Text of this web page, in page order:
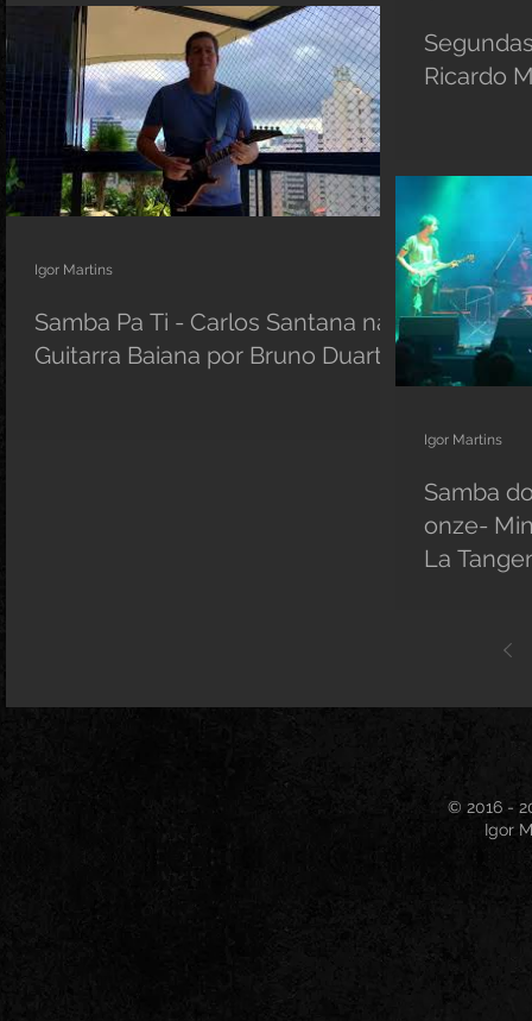
Ricardo
Samba Pa Ti - Carlos Santana na
Guitarra Baiana por Bruno Duarte
Igor Martins
Samba
onze-
La
Igor Martins
© 2016 -
Igor